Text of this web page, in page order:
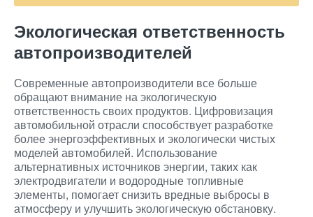
Экологическая ответственность
автопроизводителей
Современные автопроизводители все больше
обращают внимание на экологическую
ответственность своих продуктов. Цифровизация
автомобильной отрасли способствует разработке
более энергоэффективных и экологически чистых
моделей автомобилей. Использование
альтернативных источников энергии, таких как
электродвигатели и водородные топливные
элементы, помогает снизить вредные выбросы в
атмосферу и улучшить экологическую обстановку.